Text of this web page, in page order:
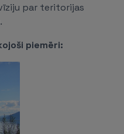
par teritorijas
piemēri: